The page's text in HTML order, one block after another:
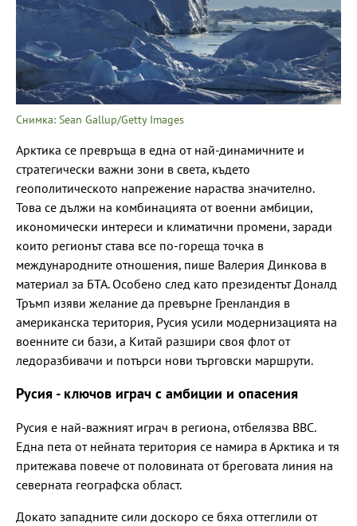
Снимка: Sean Gallup/Getty Images
Арктика се превръща в една от най-динамичните и
стратегически важни зони в света, където
геополитическото напрежение нараства значително.
Това се дължи на комбинацията от военни амбиции,
икономически интереси и климатични промени, заради
които регионът става все по-гореща точка в
международните отношения, пише Валерия Динкова в
материал за БТА. Особено след като президентът Доналд
Тръмп изяви желание да превърне Гренландия в
американска територия, Русия усили модернизацията на
военните си бази, а Китай разшири своя флот от
ледоразбивачи и потърси нови търговски маршрути.
Русия - ключов играч с амбиции и опасения
Русия е най-важният играч в региона, отбелязва BBC.
Една пета от нейната територия се намира в Арктика и тя
притежава повече от половината от бреговата линия на
северната географска област.
Докато западните сили доскоро се бяха оттеглили от